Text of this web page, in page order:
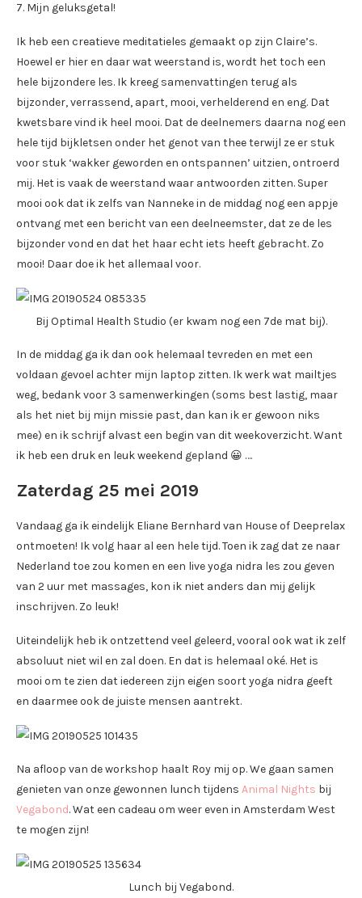
7. Mijn geluksgetal!
Ik heb een creatieve meditatieles gemaakt op zijn Claire’s.
Hoewel er hier en daar wat weerstand is, wordt het toch een
hele bijzondere les. Ik kreeg samenvattingen terug als
bijzonder, verrassend, apart, mooi, verhelderend en eng. Dat
kwetsbare vind ik heel mooi. Dat de deelnemers daarna nog een
hele tijd bijkletsen onder het genot van thee terwijl ze er stuk
voor stuk ‘wakker geworden en ontspannen’ uitzien, ontroerd
mij. Het is vaak de weerstand waar antwoorden zitten. Super
mooi ook dat ik zelfs van Nanneke in de middag nog een appje
ontvang met een bericht van een deelneemster, dat ze de les
bijzonder vond en dat het haar echt iets heeft gebracht. Zo
mooi! Daar doe ik het allemaal voor.
Bij Optimal Health Studio (er kwam nog een 7de mat bij).
In de middag ga ik dan ook helemaal tevreden en met een
voldaan gevoel achter mijn laptop zitten. Ik werk wat mailtjes
weg, bedank voor 3 samenwerkingen (soms best lastig, maar
als het niet bij mijn missie past, dan kan ik er gewoon niks
mee) en ik schrijf alvast een begin van dit weekoverzicht. Want
ik heb een druk en leuk weekend gepland 😀 ….
Zaterdag 25 mei 2019
Vandaag ga ik eindelijk Eliane Bernhard van House of Deeprelax
ontmoeten! Ik volg haar al een hele tijd. Toen ik zag dat ze naar
Nederland toe zou komen en een live yoga nidra les zou geven
van 2 uur met massages, kon ik niet anders dan mij gelijk
inschrijven. Zo leuk!
Uiteindelijk heb ik ontzettend veel geleerd, vooral ook wat ik zelf
absoluut niet wil en zal doen. En dat is helemaal oké. Het is
mooi om te zien dat iedereen zijn eigen soort yoga nidra geeft
en daarmee ook de juiste mensen aantrekt.
Na afloop van de workshop haalt Roy mij op. We gaan samen
genieten van onze gewonnen lunch tijdens Animal Nights bij
Vegabond. Wat een cadeau om weer even in Amsterdam West
te mogen zijn!
Lunch bij Vegabond.